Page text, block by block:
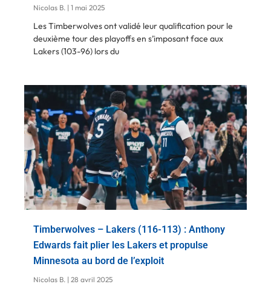
Nicolas B. 1 mai 2025
Les Timberwolves ont validé leur qualification pour le
deuxième tour des playoffs en s’imposant face aux
Lakers (103-96) lors du
Timberwolves – Lakers (116-113) : Anthony
Edwards fait plier les Lakers et propulse
Minnesota au bord de l’exploit
Nicolas B. 28 avril 2025